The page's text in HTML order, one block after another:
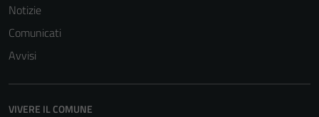
Notizie
Comunicati
Avvisi
VIVERE IL COMUNE
Tecnici